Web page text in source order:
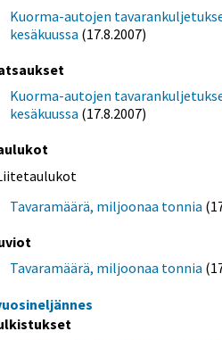
Kuorma-autojen
kesäkuussa (17.8.2007)
Kuorma-autojen
kesäkuussa (17.8.2007)
Tavaramäärä, miljoonaa tonnia
Tavaramäärä, miljoonaa tonnia